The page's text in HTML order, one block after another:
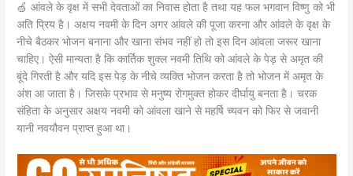
🍏 आंवले के वृक्ष में सभी देवताओं का निवास होता है तथा यह फल भगवान विष्णु को भी
अति प्रिय है। अक्षय नवमी के दिन अगर आंवले की पूजा करना और आंवले के वृक्ष के
नीचे बैठकर भोजन बनाना और खाना संभव नहीं हो तो इस दिन आंवला जरूर खाना
चाहिए। ऐसी मान्यता है कि कार्तिक शुक्ल नवमी तिथि को आंवले के पेड़ से अमृत की
बूंदे गिरती है और यदि इस पेड़ के नीचे व्यक्ति भोजन करता है तो भोजन में अमृत के
अंश आ जाता है। जिसके प्रभाव से मनुष्य रोगमुक्त होकर दीर्घायु बनता है। चरक
संहिता के अनुसार अक्षय नवमी को आंवला खाने से महर्षि च्यवन को फिर से जवानी
यानी नवयौवन प्राप्त हुआ था।